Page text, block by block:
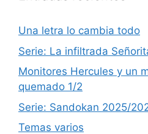
Una letra lo cambia todo
Serie: La infiltrada
Monitores Hercules y un
quemado 1/2
Serie: Sandokan 2025/
Temas varios